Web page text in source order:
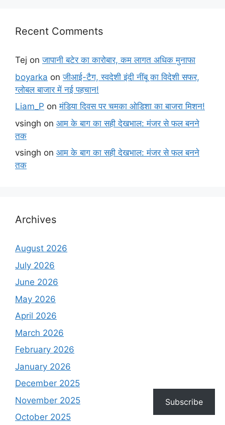
Recent Comments
Tej onजापानी बटेर का कारोबार, कम लागत अधिक मुनाफा
boyarka onजीआई-टैग, स्वदेशी इंदी नींबू का विदेशी सफर,
ग्लोबल बाजार में नई पहचान!
Liam_P onमंडिया दिवस पर चमका ओडिशा का बाजरा मिशन!
vsingh on आम के बाग का सही देखभाल: मंजर से फल बनने
तक
vsingh on आम के बाग का सही देखभाल: मंजर से फल बनने
तक
Archives
August 2026
July 2026
June 2026
May 2026
April 2026
March 2026
February 2026
January 2026
December 2025
November 2025
October 2025
Subscribe